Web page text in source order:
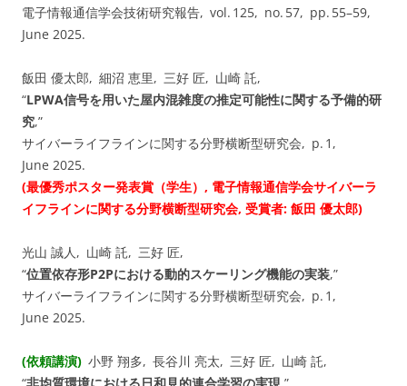
電子情報通信学会技術研究報告, vol. 125, no. 57, pp. 55–59,
June 2025.
飯田 優太郎, 細沼 恵里, 三好 匠, 山崎 託,
“LPWA信号を用いた屋内混雑度の推定可能性に関する予備的研
究,”
サイバーライフラインに関する分野横断型研究会, p. 1,
June 2025.
(最優秀ポスター発表賞（学生）, 電子情報通信学会サイバーラ
イフラインに関する分野横断型研究会, 受賞者: 飯田 優太郎)
光山 誠人, 山崎 託, 三好 匠,
“位置依存形P2Pにおける動的スケーリング機能の実装,”
サイバーライフラインに関する分野横断型研究会, p. 1,
June 2025.
(依頼講演) 小野 翔多, 長谷川 亮太, 三好 匠, 山崎 託,